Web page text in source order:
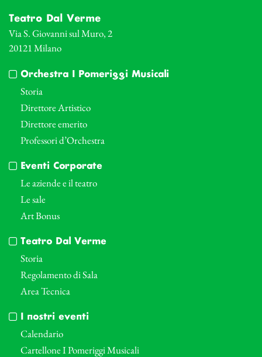
Teatro Dal Verme
Via S. Giovanni sul Muro, 2
20121 Milano
Orchestra I Pomeriggi Musicali
Storia
Direttore Artistico
Direttore emerito
Professori d’Orchestra
Eventi Corporate
Le aziende e il teatro
Le sale
Art Bonus
Teatro Dal Verme
Storia
Regolamento di Sala
Area Tecnica
I nostri eventi
Calendario
Cartellone I Pomeriggi Musicali